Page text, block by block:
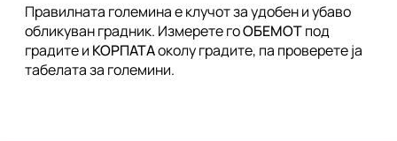
Правилната големина е клучот за удобен и убаво
обликуван градник. Измерете гоОБЕМОТпод
градите и КОРПАТАоколу градите, па проверете ја
табелата за големини.